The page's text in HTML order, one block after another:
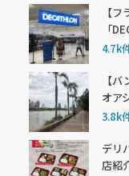
【
「
4.7k
【
オア
3.8k
デリ
店紹